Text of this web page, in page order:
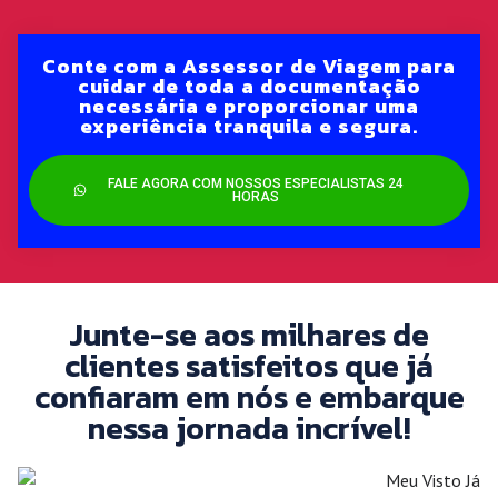
Conte com a Assessor de Viagem para
cuidar de toda a documentação
necessária e proporcionar uma
experiência tranquila e segura.
FALE AGORA COM NOSSOS ESPECIALISTAS 24
HORAS
Junte-se aos milhares de
clientes satisfeitos que já
confiaram em nós e embarque
nessa jornada incrível!